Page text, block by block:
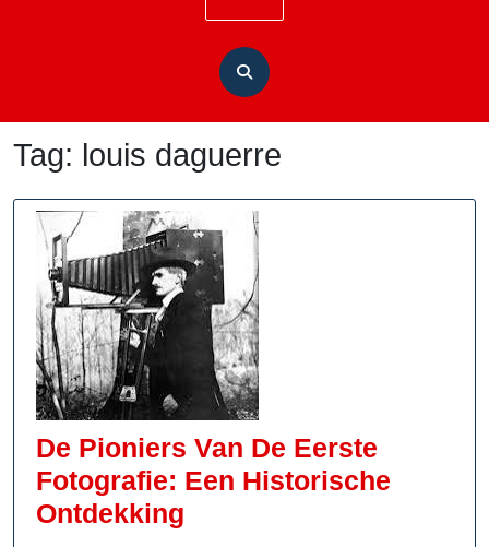
Tag: louis daguerre
De Pioniers Van De Eerste
Fotografie: Een Historische
Ontdekking